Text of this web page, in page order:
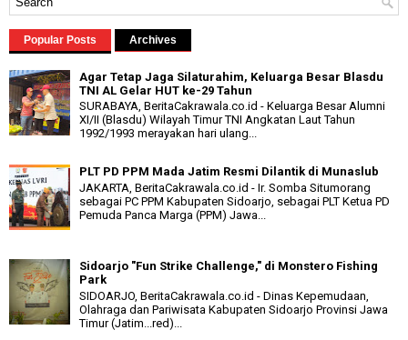
Popular Posts Archives
Agar Tetap Jaga Silaturahim, Keluarga Besar Blasdu
TNI AL Gelar HUT ke-29 Tahun
SURABAYA, BeritaCakrawala.co.id - Keluarga Besar Alumni
XI/II (Blasdu) Wilayah Timur TNI Angkatan Laut Tahun
1992/1993 merayakan hari ulang...
PLT PD PPM Mada Jatim Resmi Dilantik di Munaslub
JAKARTA, BeritaCakrawala.co.id - Ir. Somba Situmorang
sebagai PC PPM Kabupaten Sidoarjo, sebagai PLT Ketua PD
Pemuda Panca Marga (PPM) Jawa...
Sidoarjo "Fun Strike Challenge," di Monstero Fishing
Park
SIDOARJO, BeritaCakrawala.co.id - Dinas Kepemudaan,
Olahraga dan Pariwisata Kabupaten Sidoarjo Provinsi Jawa
Timur (Jatim...red)...